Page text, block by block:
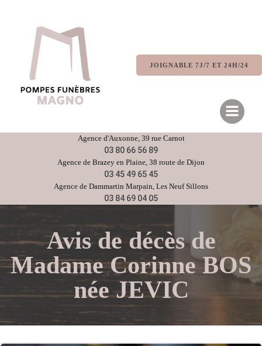
JOIGNABLE 7J/7 ET 24H/24
Agence d'Auxonne, 39 rue Carnot
03 80 66 56 89
Agence de Brazey en Plaine, 38 route de Dijon
03 45 49 65 45
Agence de Dammartin Marpain, Les Neuf Sillons
03 84 69 04 05
Avis de décès de
Madame Corinne BOS
née JEVIC